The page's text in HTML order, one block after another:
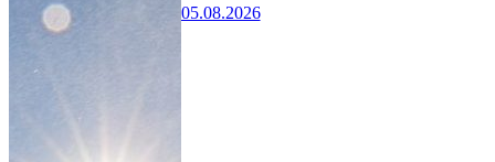
05.08.2026